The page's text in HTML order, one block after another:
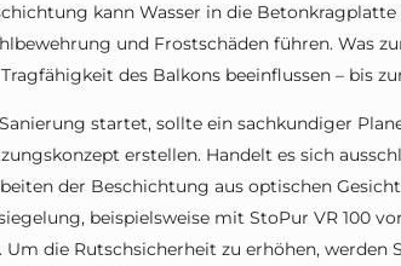
kann Wasser in die
und Frostschäden führen. Was
des Balkons beeinflussen – bis
startet, sollte ein sachkundiger
erstellen. Handelt es sich
der Beschichtung aus optischen
beispielsweise mit StoPur VR 100
Um die Rutschsicherheit zu erhöhen, werden